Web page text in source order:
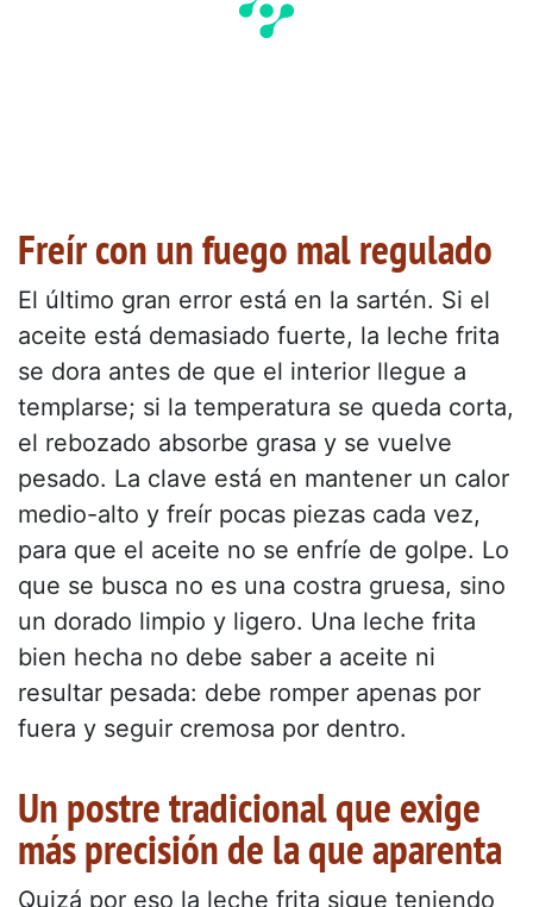
Freír con un fuego mal regulado
El último gran error está en la sartén. Si el
aceite está demasiado fuerte, la leche frita
se dora antes de que el interior llegue a
templarse; si la temperatura se queda corta,
el rebozado absorbe grasa y se vuelve
pesado. La clave está en mantener un calor
medio-alto y freír pocas piezas cada vez,
para que el aceite no se enfríe de golpe. Lo
que se busca no es una costra gruesa, sino
un dorado limpio y ligero. Una leche frita
bien hecha no debe saber a aceite ni
resultar pesada: debe romper apenas por
fuera y seguir cremosa por dentro.
Un postre tradicional que exige
más precisión de la que aparenta
Quizá por eso la leche frita sigue teniendo